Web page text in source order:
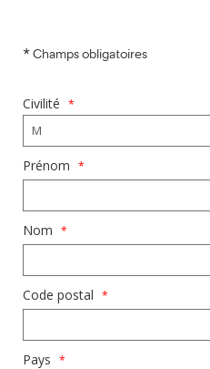
SE
EN
*Champs obligatoires
Civilité *
Prénom *
Nom *
Code postal *
Pays *